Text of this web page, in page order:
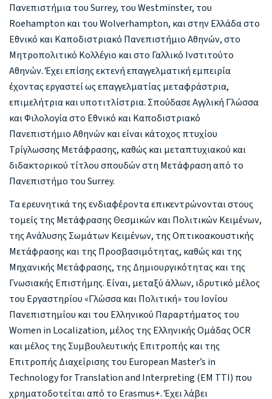
Πανεπιστήμια του Surrey, του Westminster, του
Roehampton και του Wolverhampton, και στην Ελλάδα στο
Εθνικό και Καποδιστριακό Πανεπιστήμιο Αθηνών, στο
Μητροπολιτικό Κολλέγιο και στο Γαλλικό Ινστιτούτο
Αθηνών. Έχει επίσης εκτενή επαγγελματική εμπειρία
έχοντας εργαστεί ως επαγγελματίας μεταφράστρια,
επιμελήτρια και υποτιτλίστρια. Σπούδασε Αγγλική Γλώσσα
και Φιλολογία στο Εθνικό και Καποδιστριακό
Πανεπιστήμιο Αθηνών και είναι κάτοχος πτυχίου
Τρίγλωσσης Μετάφρασης, καθώς και μεταπτυχιακού και
διδακτορικού τίτλου σπουδών στη Μετάφραση από το
Πανεπιστήμο του Surrey.
Τα ερευνητικά της ενδιαφέροντα επικεντρώνονται στους
τομείς της Μετάφρασης Θεσμικών και Πολιτικών Κειμένων,
της Ανάλυσης Σωμάτων Κειμένων, της Οπτικοακουστικής
Μετάφρασης και της Προσβασιμότητας, καθώς και της
Μηχανικής Μετάφρασης, της Δημιουργικότητας και της
Γνωσιακής Επιστήμης. Είναι, μεταξύ άλλων, ιδρυτικό μέλος
του Εργαστηρίου «Γλώσσα και Πολιτική» του Ιονίου
Πανεπιστημίου και του Ελληνικού Παραρτήματος του
Women in Localization, μέλος της Ελληνικής Ομάδας OCR
και μέλος της Συμβουλευτικής Επιτροπής και της
Επιτροπής Διαχείρισης του European Master’s in
Technology for Translation and Interpreting (EM TTI) που
χρηματοδοτείται από το Erasmus+. Έχει λάβει